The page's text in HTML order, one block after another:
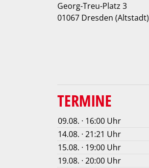
Georg-Treu-Platz 3
01067 Dresden (Altstadt)
TERMINE
09.08. · 16:00 Uhr
14.08. · 21:21 Uhr
15.08. · 19:00 Uhr
19.08. · 20:00 Uhr